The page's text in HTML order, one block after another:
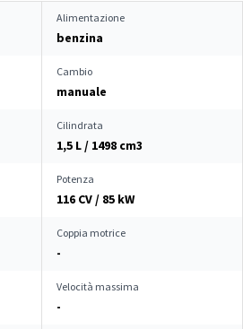
Alimentazione
benzina
Cambio
manuale
Cilindrata
1,5 L / 1498 cm3
Potenza
116 CV / 85 kW
Coppia motrice
-
Velocità massima
-